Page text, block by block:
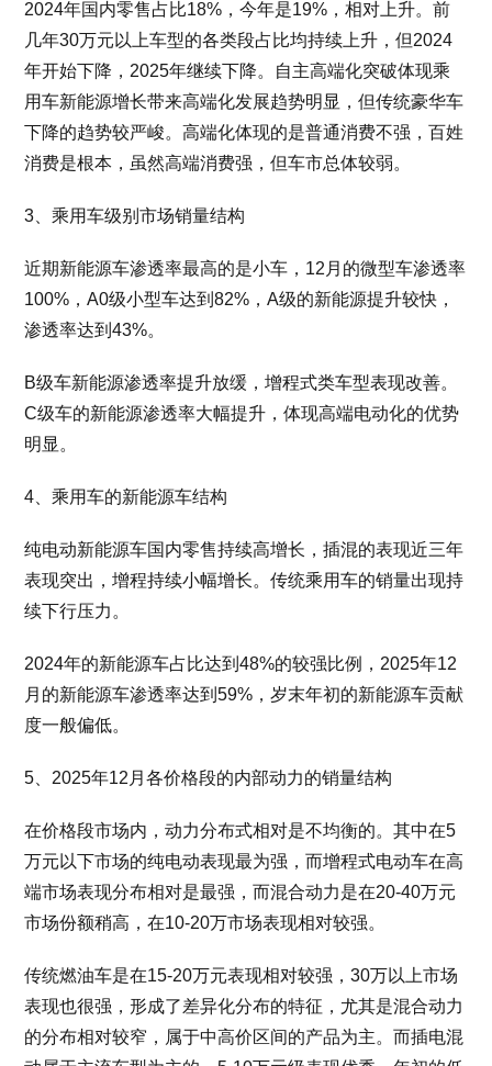
2024年国内零售占比18%，今年是19%，相对上升。前
几年30万元以上车型的各类段占比均持续上升，但2024
年开始下降，2025年继续下降。自主高端化突破体现乘
用车新能源增长带来高端化发展趋势明显，但传统豪华车
下降的趋势较严峻。高端化体现的是普通消费不强，百姓
消费是根本，虽然高端消费强，但车市总体较弱。
3、乘用车级别市场销量结构
近期新能源车渗透率最高的是小车，12月的微型车渗透率
100%，A0级小型车达到82%，A级的新能源提升较快，
渗透率达到43%。
B级车新能源渗透率提升放缓，增程式类车型表现改善。
C级车的新能源渗透率大幅提升，体现高端电动化的优势
明显。
4、乘用车的新能源车结构
纯电动新能源车国内零售持续高增长，插混的表现近三年
表现突出，增程持续小幅增长。传统乘用车的销量出现持
续下行压力。
2024年的新能源车占比达到48%的较强比例，2025年12
月的新能源车渗透率达到59%，岁末年初的新能源车贡献
度一般偏低。
5、2025年12月各价格段的内部动力的销量结构
在价格段市场内，动力分布式相对是不均衡的。其中在5
万元以下市场的纯电动表现最为强，而增程式电动车在高
端市场表现分布相对是最强，而混合动力是在20-40万元
市场份额稍高，在10-20万市场表现相对较强。
传统燃油车是在15-20万元表现相对较强，30万以上市场
表现也很强，形成了差异化分布的特征，尤其是混合动力
的分布相对较窄，属于中高价区间的产品为主。而插电混